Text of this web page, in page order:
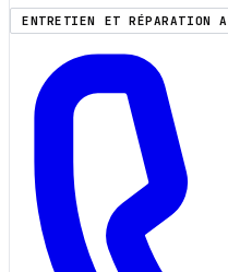
ENTRETIEN ET RÉPARATION